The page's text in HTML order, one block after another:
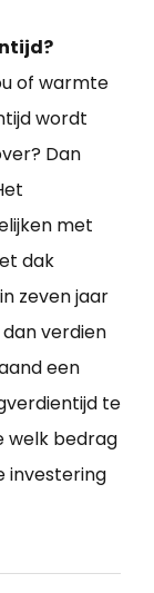
of warmte
wordt
Dan
met
dak
zeven jaar
verdien
een
te
welk bedrag
investering